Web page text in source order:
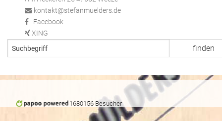
kontakt@stefanmuelders.de
Facebook
XING
1680156 Besucher